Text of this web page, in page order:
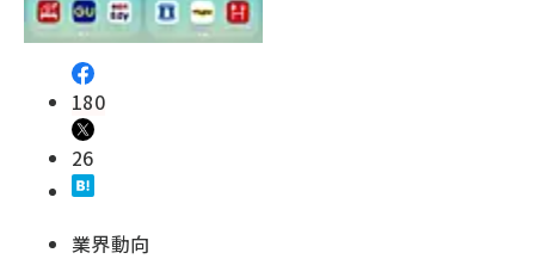
180
26
業界動向